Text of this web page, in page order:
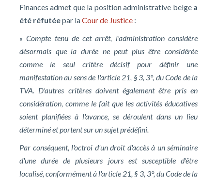
Finances admet que la position administrative belge a
été réfutéepar laCour de Justice :
« Compte tenu de cet arrêt, l'administration considère
désormais que la durée ne peut plus être considérée
comme le seul critère décisif pour définir une
manifestation au sens de l'article 21, § 3, 3°, du Code de la
TVA. D'autres critères doivent également être pris en
considération, comme le fait que les activités éducatives
soient planifiées à l'avance, se déroulent dans un lieu
déterminé et portent sur un sujet prédéfini.
Par conséquent, l'octroi d'un droit d'accès à un séminaire
d'une durée de plusieurs jours est susceptible d'être
localisé, conformément à l'article 21, § 3, 3°, du Code de la